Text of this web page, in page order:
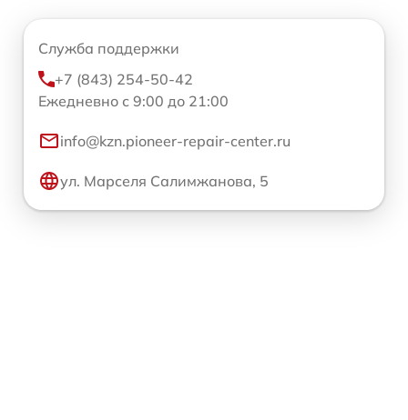
Служба поддержки
+7 (843) 254-50-42
Ежедневно с 9:00 до 21:00
info@kzn.pioneer-repair-center.ru
ул. Марселя Салимжанова, 5